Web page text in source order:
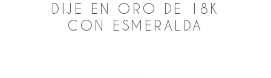
DIJE EN ORO DE 18K
CON ESMERALDA